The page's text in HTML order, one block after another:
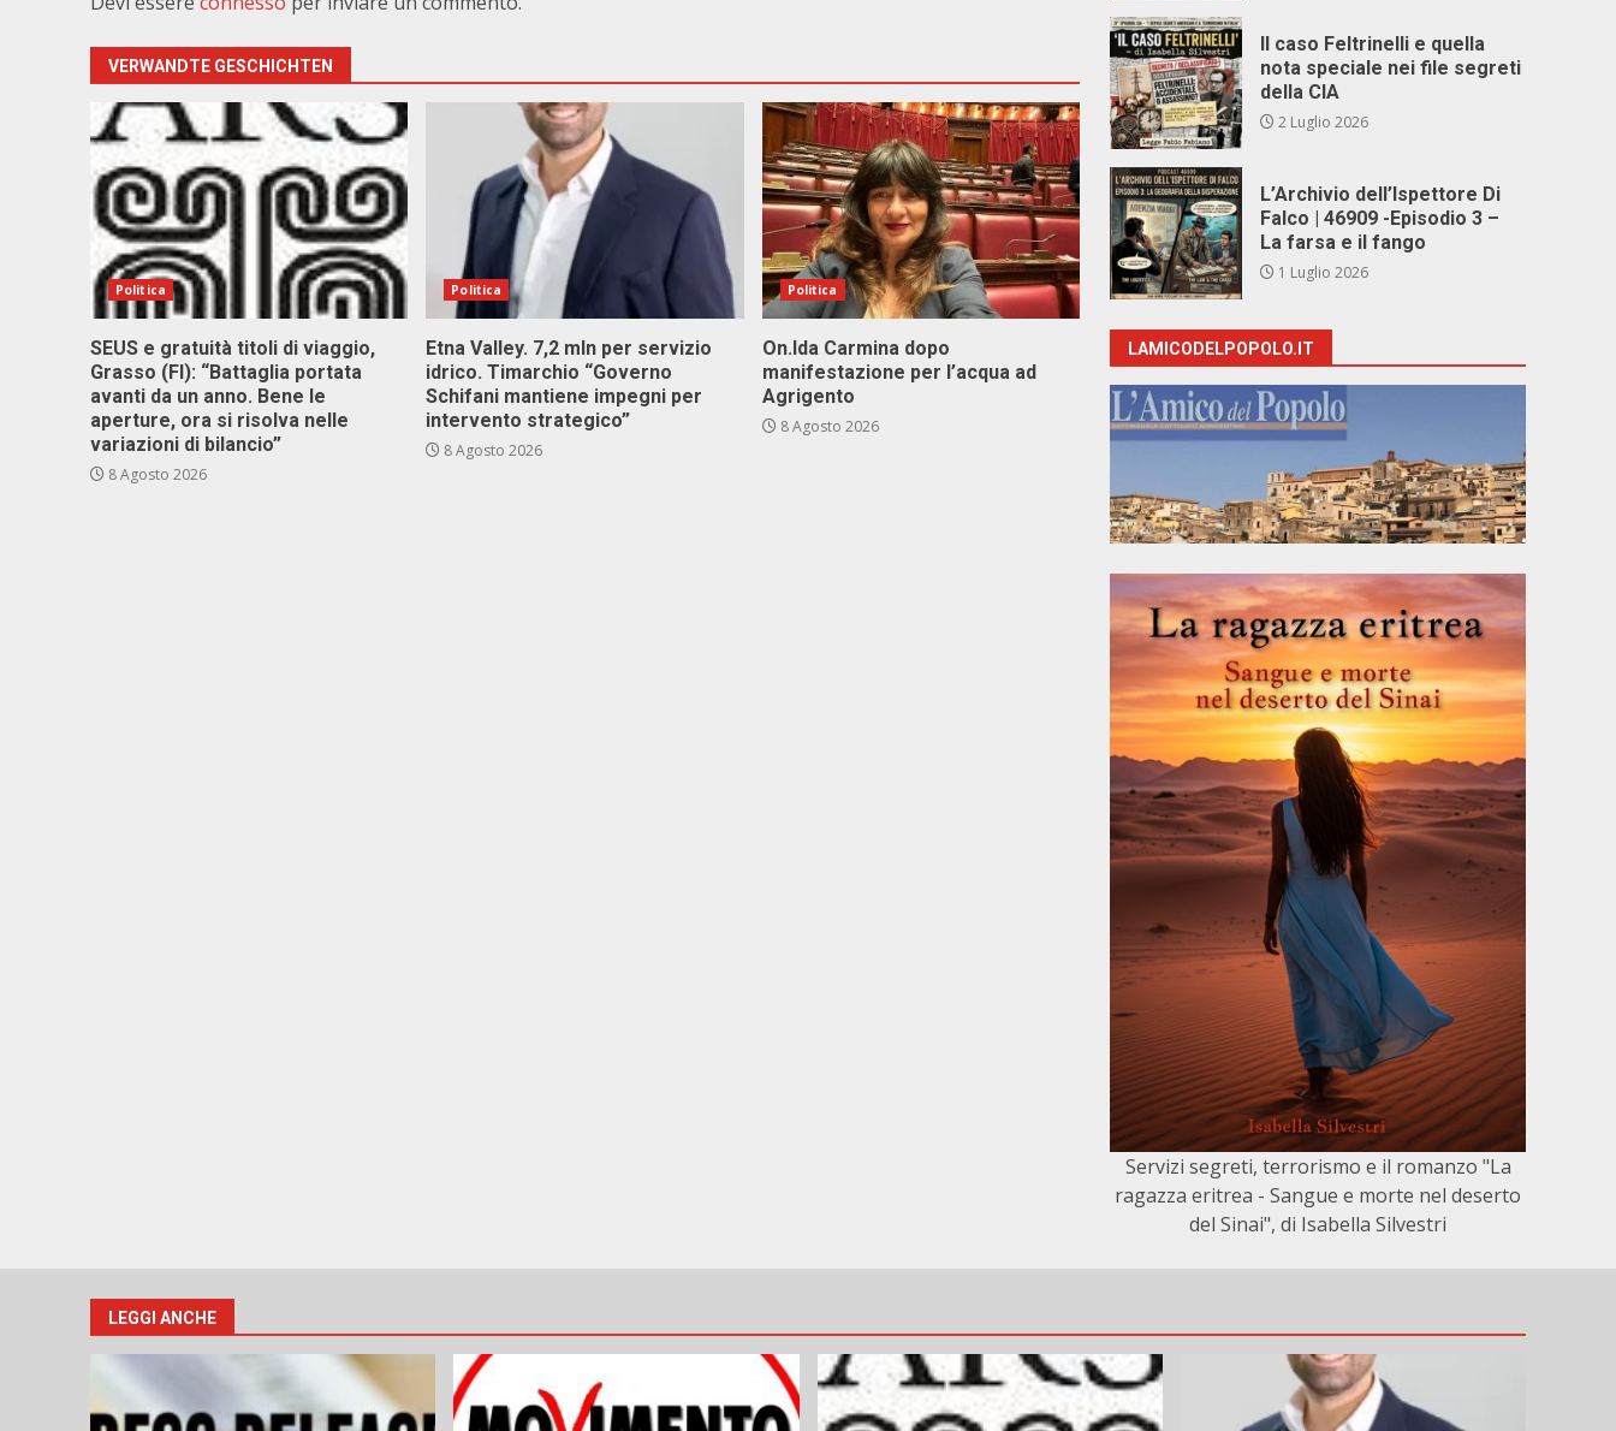
VERWANDTE GESCHICHTEN
Politica
SEUS e gratuità titoli di viaggio,
Grasso (FI): “Battaglia portata
avanti da un anno. Bene le
aperture, ora si risolva nelle
variazioni di bilancio”
8 Agosto 2026
Politica
Etna Valley. 7,2 mln per servizio
idrico. Timarchio “Governo
Schifani mantiene impegni per
intervento strategico”
8 Agosto 2026
Politica
On.Ida Carmina dopo
manifestazione per l’acqua ad
Agrigento
8 Agosto 2026
Il caso Feltrinelli e quella
nota speciale nei file segreti
della CIA
2 Luglio 2026
L’Archivio dell’Ispettore Di
Falco | 46909 -Episodio 3 –
La farsa e il fango
1 Luglio 2026
LAMICODELPOPOLO.IT
Servizi segreti, terrorismo e il romanzo "La
ragazza eritrea - Sangue e morte nel deserto
del Sinai", di Isabella Silvestri
LEGGI ANCHE